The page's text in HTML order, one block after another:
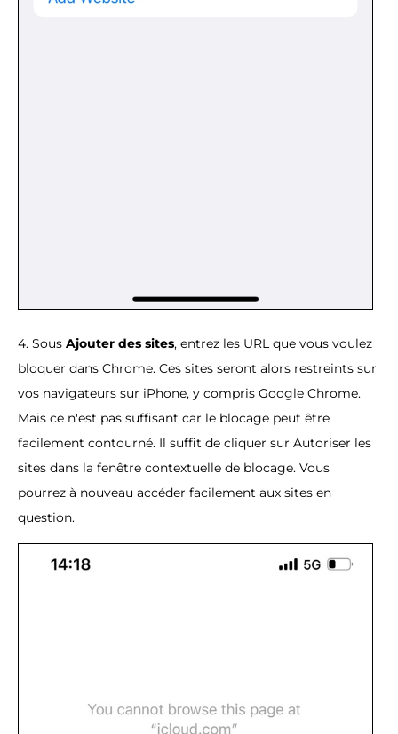
4. Sous Ajouter des sites, entrez les URL que vous voulez
bloquer dans Chrome. Ces sites seront alors restreints sur
vos navigateurs sur iPhone, y compris Google Chrome.
Mais ce n'est pas suffisant car le blocage peut être
facilement contourné. Il suffit de cliquer sur Autoriser les
sites dans la fenêtre contextuelle de blocage. Vous
pourrez à nouveau accéder facilement aux sites en
question.